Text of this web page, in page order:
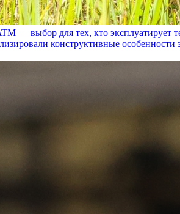
— выбор для тех, кто эксплуатирует
конструктивные особенности